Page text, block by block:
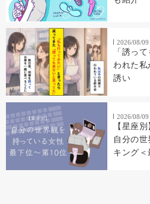
2026/08/09
「誘っ
われた私
誘い
2026/08/09
【星座
自分の
キング＜